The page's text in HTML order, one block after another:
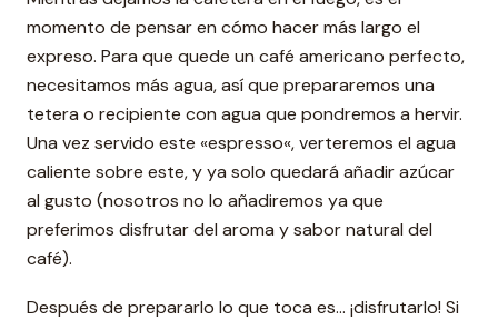
momento de pensar en cómo hacer más largo el
expreso. Para que quede un café americano perfecto,
necesitamos más agua, así que prepararemos una
tetera o recipiente con agua que pondremos a hervir.
Una vez servido este «espresso«, verteremos el agua
caliente sobre este, y ya solo quedará añadir azúcar
al gusto (nosotros no lo añadiremos ya que
preferimos disfrutar del aroma y sabor natural del
café).
Después de prepararlo lo que toca es… ¡disfrutarlo! Si